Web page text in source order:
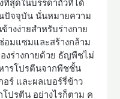
ที่สุดในบรรดาถั่วที่ได้
ปัจจุบัน นั่นหมายความ
งง่ายสำหรับร่างกาย
อมแซมและสร้างกล้าม
งร่างกายด้วย ธัญพืชไม่
ารโปรตีนจากพืชชั้น
ร์ และผลเบอร์รี่ข้าว
ปรตีน อย่างไรก็ตาม ค